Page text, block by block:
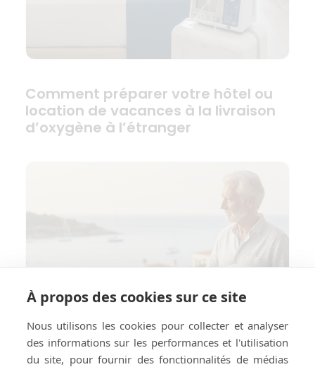
Comment préparer votre hôtel ou
location de vacances à la livraison
d’oxygène à l’étranger
À propos des cookies sur ce site
Nous utilisons les cookies pour collecter et analyser
des informations sur les performances et l'utilisation
du site, pour fournir des fonctionnalités de médias